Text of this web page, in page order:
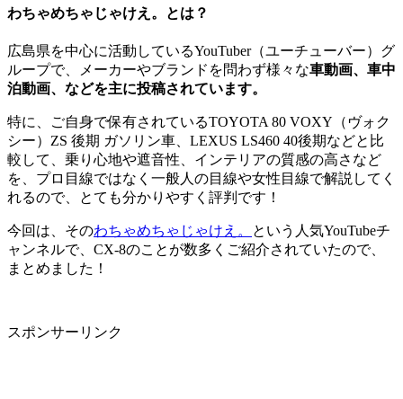
わちゃめちゃじゃけえ。とは？
広島県を中心に活動しているYouTuber（ユーチューバー）グ
ループで、メーカーやブランドを問わず様々な車動画、車中
泊動画、などを主に投稿されています。
特に、ご自身で保有されているTOYOTA 80 VOXY（ヴォク
シー）ZS 後期 ガソリン車、LEXUS LS460 40後期などと比
較して、乗り心地や遮音性、インテリアの質感の高さなど
を、プロ目線ではなく一般人の目線や女性目線で解説してく
れるので、とても分かりやすく評判です！
今回は、そのわちゃめちゃじゃけえ。
という人気YouTubeチ
ャンネルで、CX-8のことが数多くご紹介されていたので、
まとめました！
スポンサーリンク